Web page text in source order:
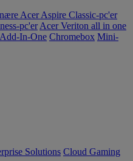
Acer Aspire Classic-pc'er
pc'er Acer Veriton all in one
Add-In-One Chromebox Mini-
Solutions Cloud Gaming